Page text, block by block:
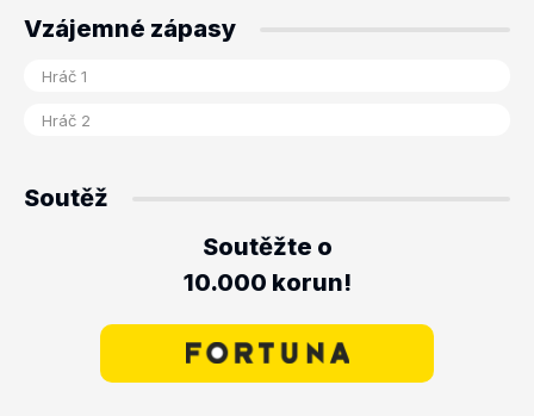
Vzájemné zápasy
Soutěž
Soutěžte o
10.000 korun!